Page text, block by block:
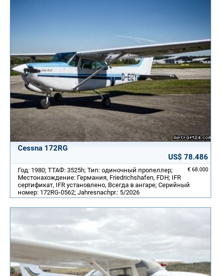
Cessna 172RG
US$ 78.486
€ 68.000
Год: 1980; ТТАФ: 3525h; Тип: одиночный пропеллер;
Местонахождение: Германия, Friedrichshafen, FDH; IFR
сертификат, IFR установлено, Всегда в ангаре; Серийный
номер: 172RG-0562; Jahresnachpr.: 5/2026